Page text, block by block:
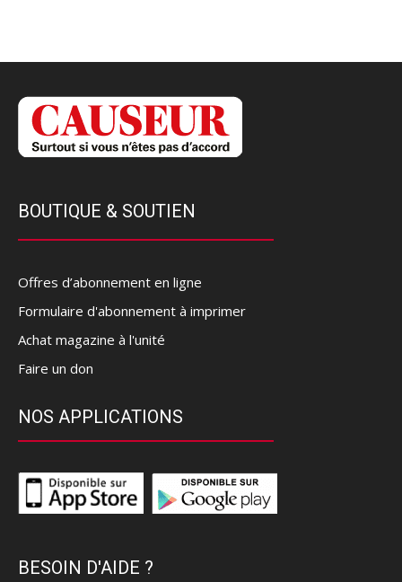
BOUTIQUE & SOUTIEN
Offres d’abonnement en ligne
Formulaire d'abonnement à imprimer
Achat magazine à l'unité
Faire un don
NOS APPLICATIONS
BESOIN D'AIDE ?